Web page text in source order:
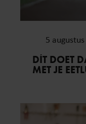
5
DÍT DOET
MET JE